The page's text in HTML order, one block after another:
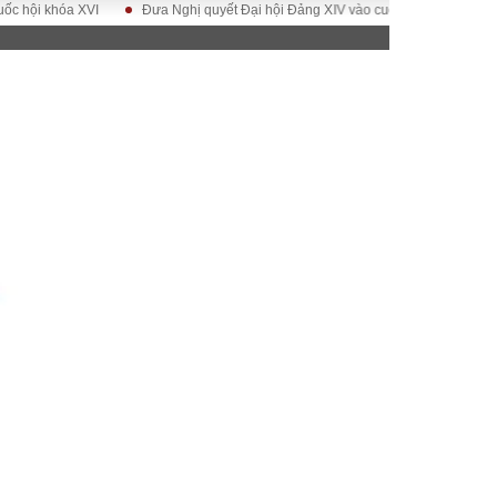
ĐỜI SỐNG
XVI Đưa Nghị quyết Đại hội Đảng XIV vào cuộc sống